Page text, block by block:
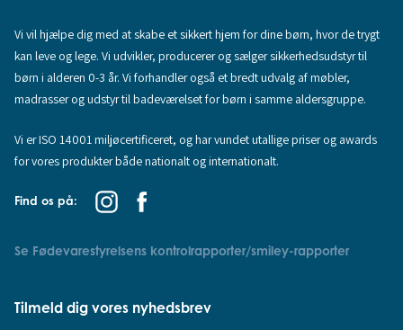
Vi vil hjælpe dig med at skabe et sikkert hjem for dine børn, hvor de trygt
kan leve og lege. Vi udvikler, producerer og sælger sikkerhedsudstyr til
børn i alderen 0-3 år. Vi forhandler også et bredt udvalg af møbler,
madrasser og udstyr til badeværelset for børn i samme aldersgruppe.
Vi er ISO 14001 miljøcertificeret, og har vundet utallige priser og awards
for vores produkter både nationalt og internationalt.
Find os på:
Se Fødevarestyrelsens kontrolrapporter/smiley-rapporter
Tilmeld dig vores nyhedsbrev